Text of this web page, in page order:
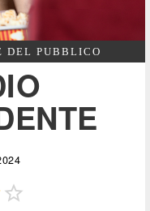
DEL PUBBLICO
